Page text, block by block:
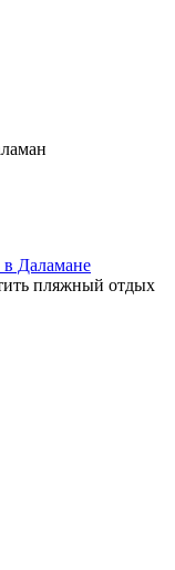
в Даламане
пляжный отдых